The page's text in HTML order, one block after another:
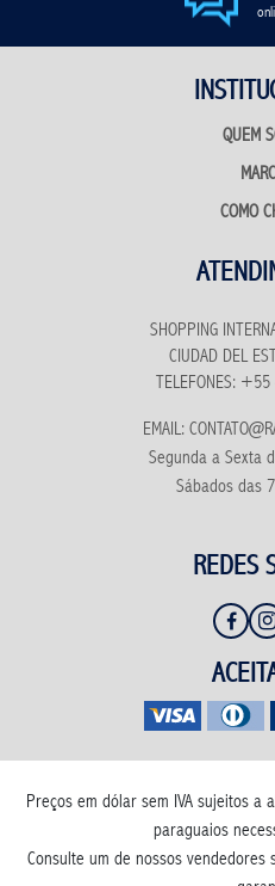
QUEM
COMO
SHOPPING
CIUDAD DEL
TELEFONES:
EMAIL:
Segunda a Sexta
Sábados das
REDES
Preços em dólar sem IVA sujeitos a
paraguaios
Consulte um de nossos